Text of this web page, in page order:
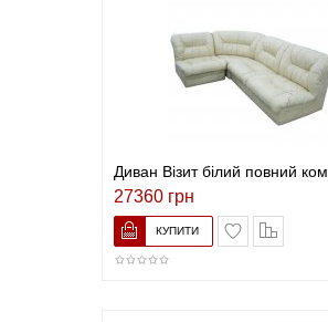
Диван Візит білий повний
27360 грн
В закладки